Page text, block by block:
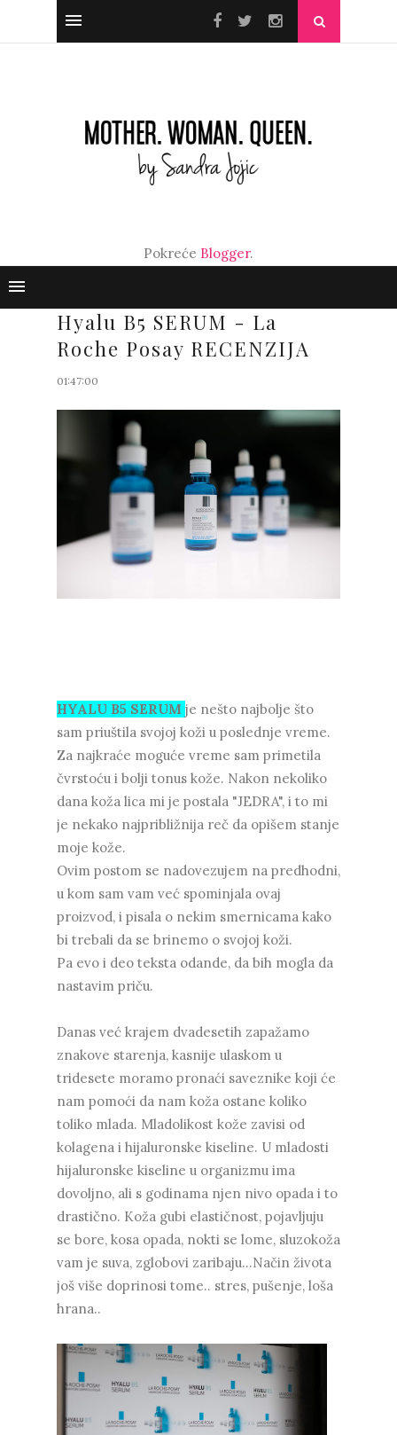
Pokreće Blogger.
Hyalu B5 SERUM - La
Roche Posay RECENZIJA
01:47:00
HYALU B5 SERUM je nešto najbolje što
sam priuštila svojoj koži u poslednje vreme.
Za najkraće moguće vreme sam primetila
čvrstoću i bolji tonus kože. Nakon nekoliko
dana koža lica mi je postala "JEDRA", i to mi
je nekako najpribližnija reč da opišem stanje
moje kože.
Ovim postom se nadovezujem na predhodni,
u kom sam vam već spominjala ovaj
proizvod, i pisala o nekim smernicama kako
bi trebali da se brinemo o svojoj koži.
Pa evo i deo teksta odande, da bih mogla da
nastavim priču.
Danas već krajem dvadesetih zapažamo
znakove starenja, kasnije ulaskom u
tridesete moramo pronaći saveznike koji će
nam pomoći da nam koža ostane koliko
toliko mlada. Mladolikost kože zavisi od
kolagena i hijaluronske kiseline. U mladosti
hijaluronske kiseline u organizmu ima
dovoljno, ali s godinama njen nivo opada i to
drastično. Koža gubi elastičnost, pojavljuju
se bore, kosa opada, nokti se lome, sluzokoža
vam je suva, zglobovi zaribaju...Način života
još više doprinosi tome.. stres, pušenje, loša
hrana..